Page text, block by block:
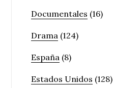
Documentales (16)
Drama (124)
España (8)
Estados Unidos (128)